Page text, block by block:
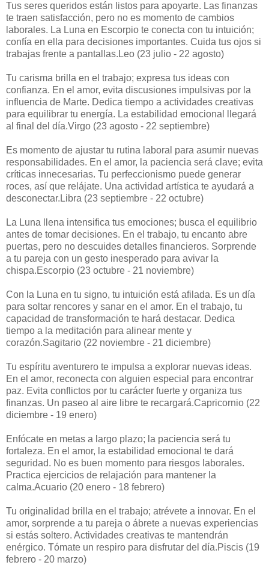
Tus seres queridos están listos para apoyarte. Las finanzas
te traen satisfacción, pero no es momento de cambios
laborales. La Luna en Escorpio te conecta con tu intuición;
confía en ella para decisiones importantes. Cuida tus ojos si
trabajas frente a pantallas.Leo (23 julio - 22 agosto)
Tu carisma brilla en el trabajo; expresa tus ideas con
confianza. En el amor, evita discusiones impulsivas por la
influencia de Marte. Dedica tiempo a actividades creativas
para equilibrar tu energía. La estabilidad emocional llegará
al final del día.Virgo (23 agosto - 22 septiembre)
Es momento de ajustar tu rutina laboral para asumir nuevas
responsabilidades. En el amor, la paciencia será clave; evita
críticas innecesarias. Tu perfeccionismo puede generar
roces, así que relájate. Una actividad artística te ayudará a
desconectar.Libra (23 septiembre - 22 octubre)
La Luna llena intensifica tus emociones; busca el equilibrio
antes de tomar decisiones. En el trabajo, tu encanto abre
puertas, pero no descuides detalles financieros. Sorprende
a tu pareja con un gesto inesperado para avivar la
chispa.Escorpio (23 octubre - 21 noviembre)
Con la Luna en tu signo, tu intuición está afilada. Es un día
para soltar rencores y sanar en el amor. En el trabajo, tu
capacidad de transformación te hará destacar. Dedica
tiempo a la meditación para alinear mente y
corazón.Sagitario (22 noviembre - 21 diciembre)
Tu espíritu aventurero te impulsa a explorar nuevas ideas.
En el amor, reconecta con alguien especial para encontrar
paz. Evita conflictos por tu carácter fuerte y organiza tus
finanzas. Un paseo al aire libre te recargará.Capricornio (22
diciembre - 19 enero)
Enfócate en metas a largo plazo; la paciencia será tu
fortaleza. En el amor, la estabilidad emocional te dará
seguridad. No es buen momento para riesgos laborales.
Practica ejercicios de relajación para mantener la
calma.Acuario (20 enero - 18 febrero)
Tu originalidad brilla en el trabajo; atrévete a innovar. En el
amor, sorprende a tu pareja o ábrete a nuevas experiencias
si estás soltero. Actividades creativas te mantendrán
enérgico. Tómate un respiro para disfrutar del día.Piscis (19
febrero - 20 marzo)